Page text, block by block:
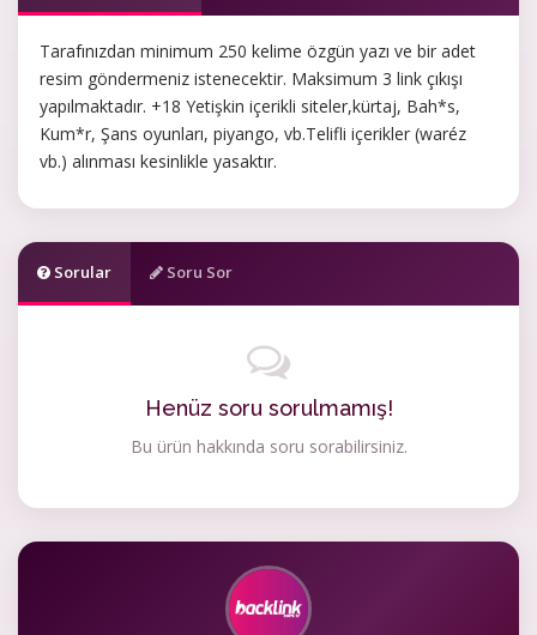
Tarafınızdan minimum 250 kelime özgün yazı ve bir adet
resim göndermeniz istenecektir. Maksimum 3 link çıkışı
yapılmaktadır. +18 Yetişkin içerikli siteler,kürtaj, Bah*s,
Kum*r, Şans oyunları, piyango, vb.Telifli içerikler (waréz
vb.) alınması kesinlikle yasaktır.
Sorular Soru Sor
Henüz soru sorulmamış!
Bu ürün hakkında soru sorabilirsiniz.